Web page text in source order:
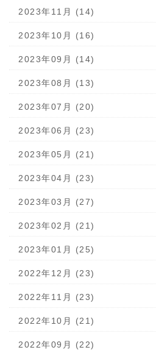
2023年11月 (14)
2023年10月 (16)
2023年09月 (14)
2023年08月 (13)
2023年07月 (20)
2023年06月 (23)
2023年05月 (21)
2023年04月 (23)
2023年03月 (27)
2023年02月 (21)
2023年01月 (25)
2022年12月 (23)
2022年11月 (23)
2022年10月 (21)
2022年09月 (22)